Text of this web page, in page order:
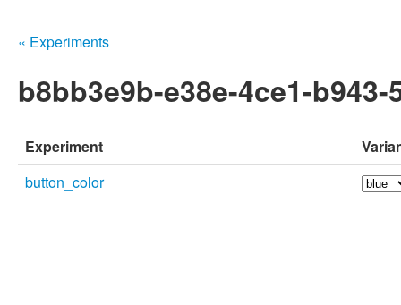
« Experiments
b8bb3e9b-e38e-4ce1-b943-
Experiment
button_color